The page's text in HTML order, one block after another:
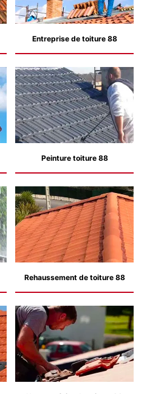
Entreprise de toiture 88
Peinture toiture 88
Rehaussement de toiture 88